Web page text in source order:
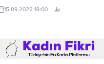
15.09.2022 18:00